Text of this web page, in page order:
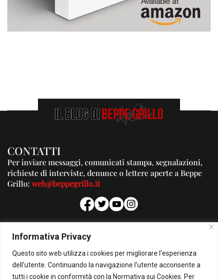
Informativa Privacy
Questo sito web utilizza i cookies per migliorare l'esperienza
dell'utente. Continuando la navigazione l'utente acconsente a
tutti i cookie in conformità con la Normativa sui Cookies. Per
CONTATTI
Per inviare messaggi, comunicati stampa, segnalazioni,
richieste di interviste, denunce o lettere aperte a Beppe
Grillo:web@beppegrillo.it
PUBBLICITA'
Per la tua pubblicità su questo Blog:
pubblicita@beppegrillo.it